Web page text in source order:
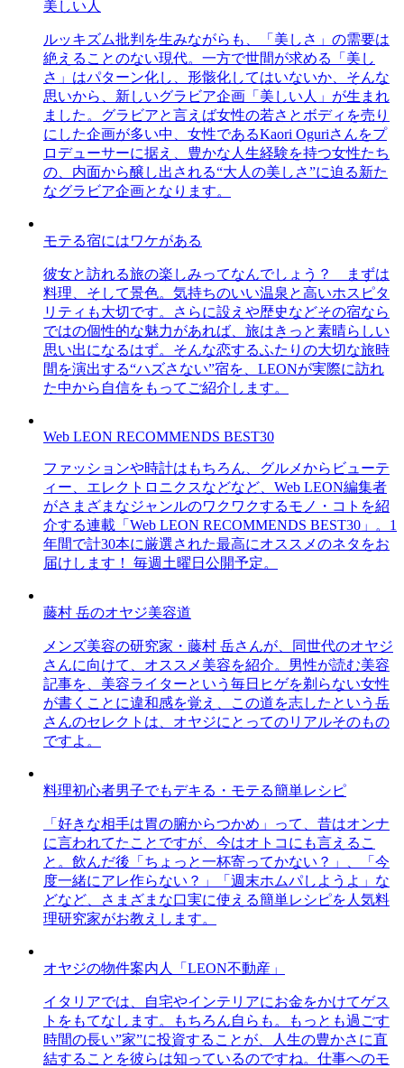
美しい人
ルッキズム批判を生みながらも、「美しさ」の需要は
絶えることのない現代。一方で世間が求める「美し
さ」はパターン化し、形骸化してはいないか、そんな
思いから、新しいグラビア企画「美しい人」が生まれ
ました。グラビアと言えば女性の若さとボディを売り
にした企画が多い中、女性であるKaori Oguriさんをプ
ロデューサーに据え、豊かな人生経験を持つ女性たち
の、内面から醸し出される“大人の美しさ”に迫る新た
なグラビア企画となります。
モテる宿にはワケがある
彼女と訪れる旅の楽しみってなんでしょう？ まずは
料理、そして景色。気持ちのいい温泉と高いホスピタ
リティも大切です。さらに設えや歴史などその宿なら
ではの個性的な魅力があれば、旅はきっと素晴らしい
思い出になるはず。そんな恋するふたりの大切な旅時
間を演出する“ハズさない”宿を、LEONが実際に訪れ
た中から自信をもってご紹介します。
Web LEON RECOMMENDS BEST30
ファッションや時計はもちろん、グルメからビューテ
ィー、エレクトロニクスなどなど、Web LEON編集者
がさまざまなジャンルのワクワクするモノ・コトを紹
介する連載「Web LEON RECOMMENDS BEST30」。1
年間で計30本に厳選された最高にオススメのネタをお
届けします！ 毎週土曜日公開予定。
藤村 岳のオヤジ美容道
メンズ美容の研究家・藤村 岳さんが、同世代のオヤジ
さんに向けて、オススメ美容を紹介。男性が読む美容
記事を、美容ライターという毎日ヒゲを剃らない女性
が書くことに違和感を覚え、この道を志したという岳
さんのセレクトは、オヤジにとってのリアルそのもの
ですよ。
料理初心者男子でもデキる・モテる簡単レシピ
「好きな相手は胃の腑からつかめ」って、昔はオンナ
に言われてたことですが、今はオトコにも言えるこ
と。飲んだ後「ちょっと一杯寄ってかない？」、「今
度一緒にアレ作らない？」「週末ホムパしようよ」な
どなど、さまざまな口実に使える簡単レシピを人気料
理研究家がお教えします。
オヤジの物件案内人「LEON不動産」
イタリアでは、自宅やインテリアにお金をかけてゲス
トをもてなします。もちろん自らも。もっとも過ごす
時間の長い”家”に投資することが、人生の豊かさに直
結することを彼らは知っているのですね。仕事へのモ